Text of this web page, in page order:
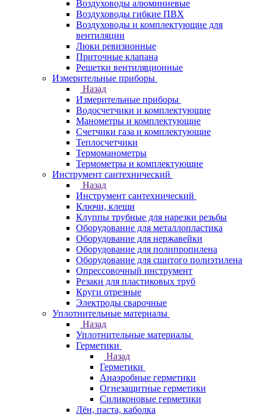
Воздуховоды алюминиевые
Воздуховоды гибкие ПВХ
Воздуховоды и комплектующие для
вентиляции
Люки ревизионные
Приточные клапана
Решетки вентиляционные
Измерительные приборы
Назад
Измерительные приборы
Водосчетчики и комплектующие
Манометры и комплектующие
Счетчики газа и комплектующие
Теплосчетчики
Термоманометры
Термометры и комплектующие
Инструмент сантехнический
Назад
Инструмент сантехнический
Ключи, клещи
Клуппы трубные для нарезки резьбы
Оборудование для металлопластика
Оборудование для нержавейки
Оборудование для полипропилена
Оборудование для сшитого полиэтилена
Опрессовочный инструмент
Резаки для пластиковых труб
Круги отрезные
Электроды сварочные
Уплотнительные материалы
Назад
Уплотнительные материалы
Герметики
Назад
Герметики
Анаэробные герметики
Огнезащитные герметики
Силиконовые герметики
Лён, паста, каболка